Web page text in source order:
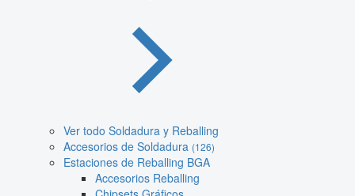
Ver todo Soldadura y Reballing
Accesorios de Soldadura (126)
Estaciones de Reballing BGA
Accesorios Reballing